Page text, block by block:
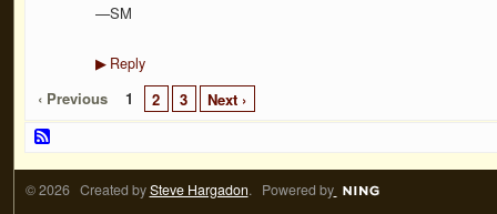
—SM
▶Reply
‹ Previous 1 2 3 Next ›
© 2026 Created bySteve Hargadon. Powered by